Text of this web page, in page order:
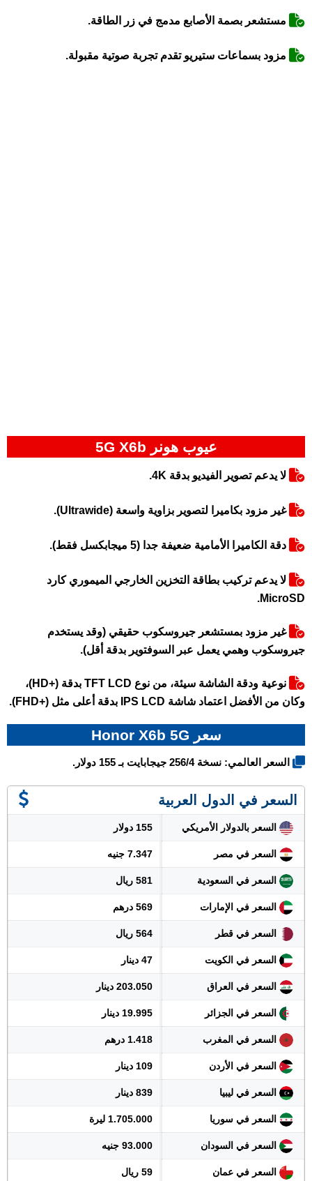
مستشعر بصمة الأصابع مدمج في زر الطاقة.
مزود بسماعات ستيريو تقدم تجربة صوتية مقبولة.
عيوب هونر 5G X6b
لا يدعم تصوير الفيديو بدقة 4K.
غير مزود بكاميرا لتصوير بزاوية واسعة (Ultrawide).
دقة الكاميرا الأمامية ضعيفة جدا (5 ميجابكسل فقط).
لا يدعم تركيب بطاقة التخزين الخارجي الميموري كارد
MicroSD.
غير مزود بمستشعر جيروسكوب حقيقي (وقد يستخدم
جيروسكوب وهمي يعمل عبر السوفتوير بدقة أقل).
نوعية ودقة الشاشة سيئة، من نوع TFT LCD بدقة (+HD)،
وكان من الأفضل اعتماد شاشة IPS LCD بدقة أعلى مثل (+FHD).
سعر Honor X6b 5G
السعر العالمي: نسخة 256/4 جيجابايت بـ 155 دولار.
السعر في الدول العربية
السعر بالدولار الأمريكي 155 دولار
السعر في مصر 7.347 جنيه
السعر في السعودية 581 ريال
السعر في الإمارات 569 درهم
السعر في قطر 564 ريال
السعر في الكويت 47 دينار
السعر في العراق 203.050 دينار
السعر في الجزائر 19.995 دينار
السعر في المغرب 1.418 درهم
السعر في الأردن 109 دينار
السعر في ليبيا 839 دينار
السعر في سوريا 1.705.000 ليرة
السعر في السودان 93.000 جنيه
السعر في عمان 59 ريال